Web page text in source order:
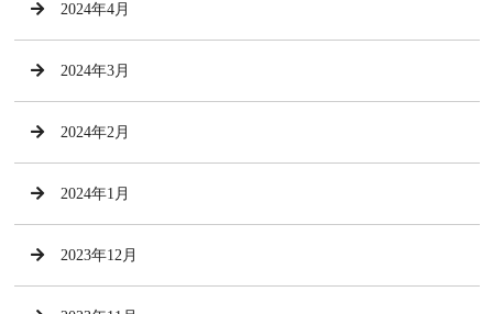
2024年4月
2024年3月
2024年2月
2024年1月
2023年12月